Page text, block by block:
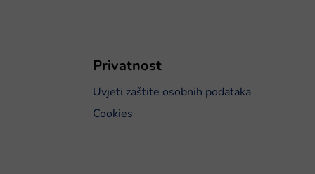
Privatnost
Uvjeti zaštite osobnih podataka
Cookies